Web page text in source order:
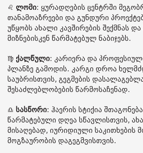
♌️ ლომი: ყურადღების ცენტრში
თანამოაზრეები და გუნდური
უწყობს ახალი კავშირების შექმნას
მიზნებისკენ წარმატებულ ნაბიჯებს.
♍️ ქალწული: კარიერა და
პლანზე გამოდის. კარგი დროა
საუბრისთვის, გეგმების
შესაძლებლობების წარმოსაჩენად.
♎️ სასწორი: ჰაერის სტიქია
წარმატებული დღეა სწავლისთვის,
მისაღებად, იურიდიული საკითხების
მოგზაურობის დაგეგმვისთვის.